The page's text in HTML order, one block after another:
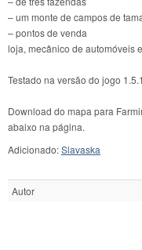
– um monte de campos de
– pontos de venda
loja, mecânico de automóveis
Testado na versão do jogo 1.5.1
Download do mapa para
abaixo na página.
Adicionado:Slavaska
Autor